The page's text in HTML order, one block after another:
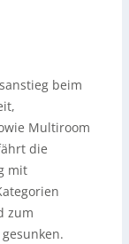
beim
Multiroom
die
mit
zum